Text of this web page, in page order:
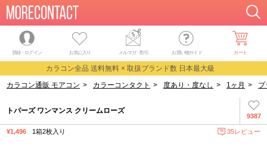
登録・ログイン お気に入り メルマガ・割引 お買い物ガイド カート
カラコン全品 送料無料 × 取扱ブランド数 日本最大級
カラコン通販 モアコン > カラーコンタクト > 度あり・度なし > 1ヶ月 > ブ
9387
トパーズ ワンマンス クリームローズ
¥1,496 1箱2枚入り 35レビュー